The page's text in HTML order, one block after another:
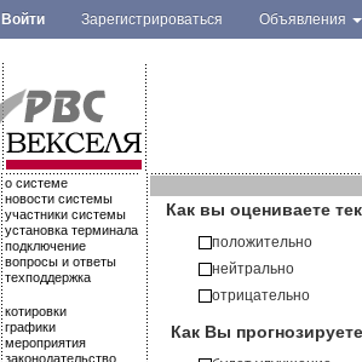
Войти Зарегистрироваться Объявления
.
.о системе
новости системы
участники системы
установка терминала
подключение
вопросы и ответы
техподдержка
котировки
графики
мероприятия
законодательство
.
Как вы оцениваете
положительно
нейтрально
отрицательно
Как Вы